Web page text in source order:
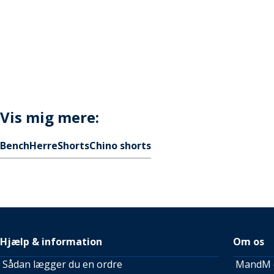
Vis mig mere:
BenchHerreShortsChino shorts
Hjælp & information
Sådan lægger du en ordre
Om os
MandM